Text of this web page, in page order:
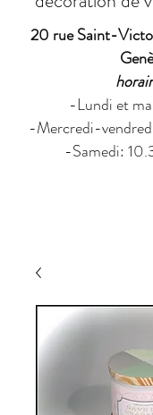
20 rue Saint-
-Lundi et
-Mercredi-
-Samedi: